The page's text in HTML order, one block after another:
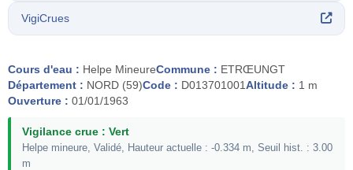
VigiCrues
Cours d'eau : Helpe MineureCommune : ETRŒUNGT
Département : NORD (59)Code : D013701001Altitude : 1 m
Ouverture : 01/01/1963
Vigilance crue : Vert
Helpe mineure, Validé, Hauteur actuelle : -0.334 m, Seuil hist. : 3.00
m